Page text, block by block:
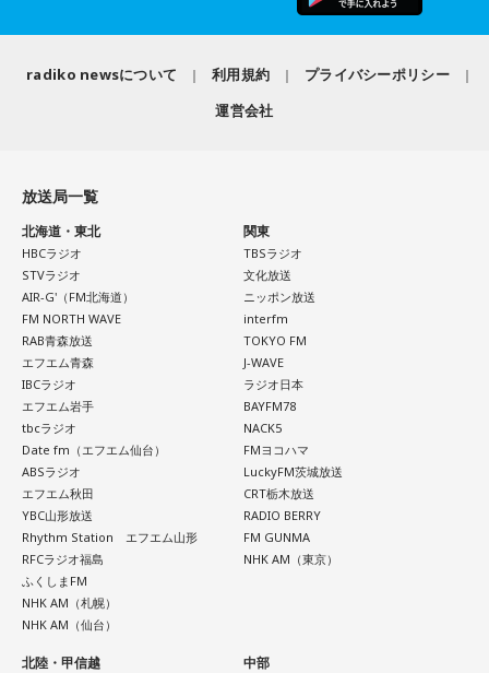
督協会新人賞を受賞しました。また、「おきなわ新喜劇」の
沖縄の魅力を発信し続けています。
われている」と話すゴリさん。両親からは、復帰直後の沖縄
ちました。なかでも「『円になったほうがお金が減る』と文
句を言っていた」というエピソードは、当時ならではの出来
事として印象に残っているそうです。
小学生の頃に、「旅行に行こう」と言われて沖縄を離れ、大
阪へ。しかし翌朝、父親の姿はなく、「今日からおじさんと
おばさんと暮らすんだよ」と告げられます。「映画みたいな
嘘みたいな話で」と振り返るように、突然始まった新生活に
戸惑い、転校先でも誰とも話せない日々が続きました。
孤独を感じるなかで、「何かしなきゃ」との思いから、クラ
スの人気者の行動を観察。「面白いことをやると人が集ま
る」という気づきを得て、掃除の時間に机の上で松田聖子さ
んの「青い珊瑚礁」を歌いながら一発芸を披露。最初は教室
が静まり返ったものの、その後は「あんなに無口だった転校
生が急に変なことをやり出した」と話題になり、「お前、お
もろいな」「遊ぼうや」と友達の輪が一気に広がったといい
radiko newsについて 利用規約
プライバシーポリシー
運営会社
放送局一覧
北海道・東北
HBCラジオ
STVラジオ
AIR-G'（FM北海道）
FM NORTH WAVE
RAB青森放送
エフエム青森
IBCラジオ
エフエム岩手
tbcラジオ
Date fm（エフエム仙台）
ABSラジオ
エフエム秋田
YBC山形放送
Rhythm Station エフエム山形
RFCラジオ福島
ふくしまFM
NHK AM（札幌）
NHK AM（仙台）
関東
TBSラジオ
文化放送
ニッポン放送
interfm
TOKYO FM
J-WAVE
ラジオ日本
BAYFM78
NACK5
FMヨコハマ
LuckyFM茨城放送
CRT栃木放送
RADIO BERRY
FM GUNMA
NHK AM（東京）
北陸・甲信越 中部